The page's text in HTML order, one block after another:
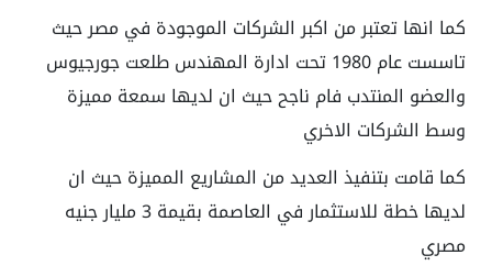
كما انها تعتبر من اكبر الشركات الموجودة في مصر حيث
تاسست عام 1980 تحت ادارة المهندس طلعت جورجيوس
والعضو المنتدب فام ناجح حيث ان لديها سمعة مميزة
وسط الشركات الاخري
كما قامت بتنفيذ العديد من المشاريع المميزة حيث ان
لديها خطة للاستثمار في العاصمة بقيمة 3 مليار جنيه
مصري